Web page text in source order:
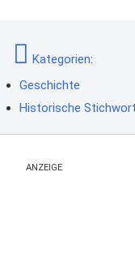
Kategorien:
Geschichte
Historische
ANZEIGE